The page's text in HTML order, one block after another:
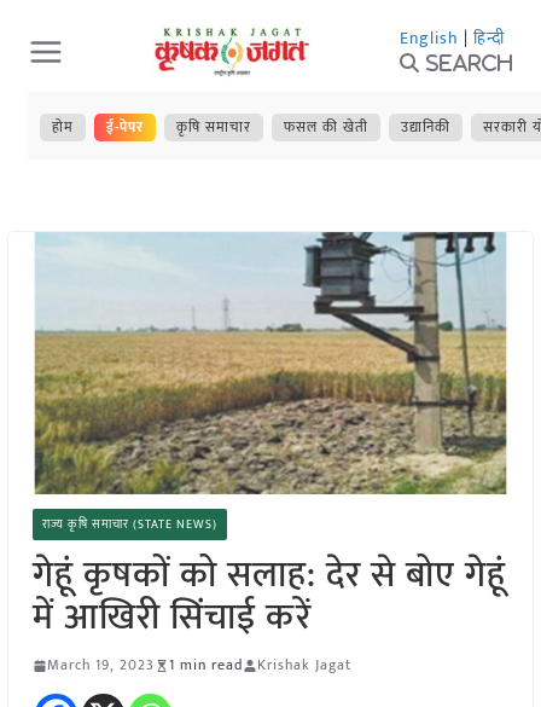
Skip
to
content
English | हिन्दी
Search
होम ई-पेपर कृषि समाचार फसल की खेती उद्यानिकी सरकारी
राज्य कृषि समाचार (STATE NEWS)
गेहूं कृषकों को सलाह: देर से बोए गेहूं
में आखिरी सिंचाई करें
March 19, 2023 1 min read Krishak Jagat